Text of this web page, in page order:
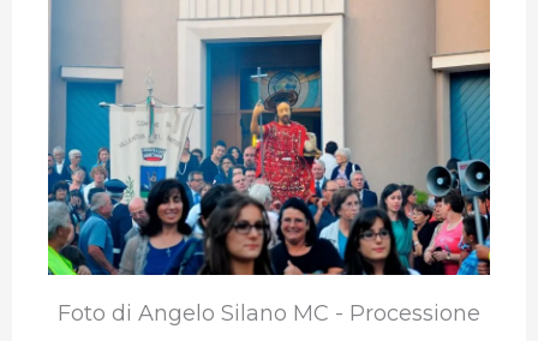
o
o
k
e
r
e
n
s
A
p
p
g
r
a
m
Foto di Angelo Silano MC - Processione